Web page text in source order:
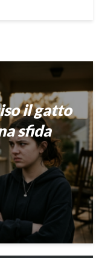
il gatto
sfida